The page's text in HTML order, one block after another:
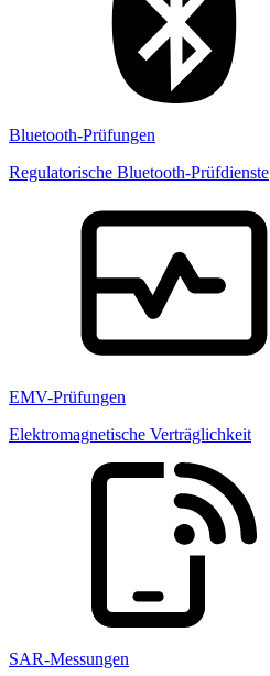
Bluetooth-Prüfungen
Regulatorische Bluetooth-Prüfdienste
EMV-Prüfungen
Elektromagnetische Verträglichkeit
SAR-Messungen